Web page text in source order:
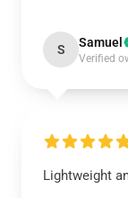
S Samuel
Verified
Lightweight